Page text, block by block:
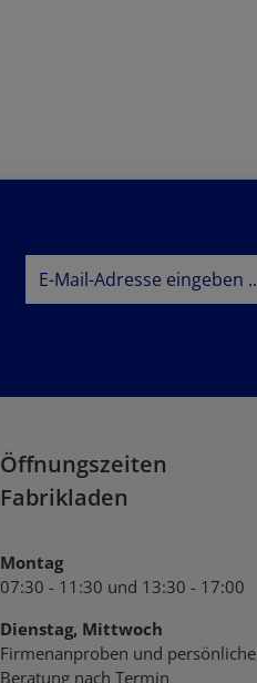
E-Mail-Adresse*
Öffnungszeiten
Fabrikladen
Montag
07:30 - 11:30 und 13:30 - 17:00
Dienstag, Mittwoch
Firmenanproben und persönliche
Beratung nach Termin